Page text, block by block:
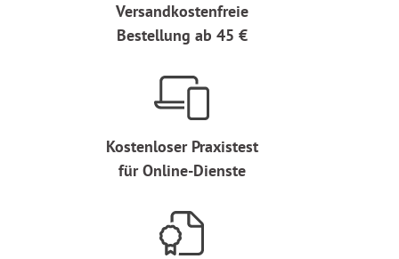
Versandkostenfreie
Bestellung ab 45 €
Kostenloser Praxistest
für Online-Dienste